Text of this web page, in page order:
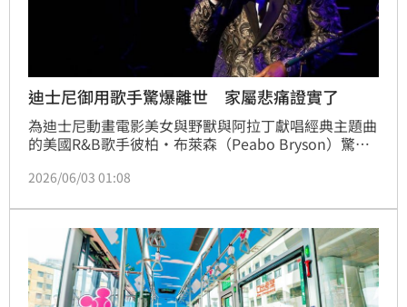
迪士尼御用歌手驚爆離世 家屬悲痛證實了
為迪士尼動畫電影美女與野獸與阿拉丁獻唱經典主題曲
的美國R&B歌手彼柏·布萊森（Peabo Bryson）驚傳
陪伴下安詳過世，先前曾因中風接受治療，但未進一步
2026/06/03 01:08